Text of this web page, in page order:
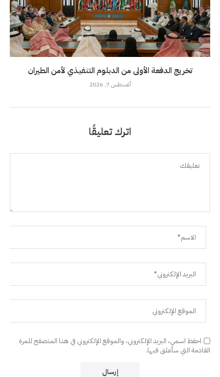
تخريج الدفعة الأولى من الدبلوم التنفيذي لأمن الطيران
أغسطس 7, 2026
اترك تعليقًا
احفظ اسمي، البريد الإلكتروني، والموقع الإلكتروني في هذا المتصفح للمرة
القادمة التي سأعلق فيها.